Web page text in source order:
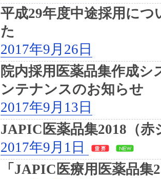
平成29年度中途採用に
た
2017年9月26日
院内採用医薬品集作成
ンテナンスのお知らせ
2017年9月13日
JAPIC医薬品集2018（
2017年9月1日
「JAPIC医療用医薬品集